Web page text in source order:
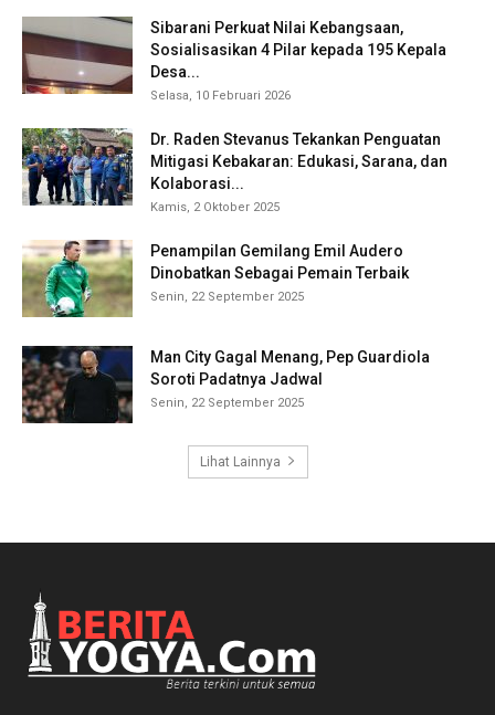
Sibarani Perkuat Nilai Kebangsaan,
Sosialisasikan 4 Pilar kepada 195 Kepala
Desa...
Selasa, 10 Februari 2026
Dr. Raden Stevanus Tekankan Penguatan
Mitigasi Kebakaran: Edukasi, Sarana, dan
Kolaborasi...
Kamis, 2 Oktober 2025
Penampilan Gemilang Emil Audero
Dinobatkan Sebagai Pemain Terbaik
Senin, 22 September 2025
Man City Gagal Menang, Pep Guardiola
Soroti Padatnya Jadwal
Senin, 22 September 2025
Lihat Lainnya